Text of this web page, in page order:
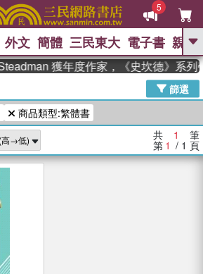
5
GO
The Odyssey 、
父親節 、 花開錦繡 、 暑期推薦 、
方念華 、 台灣的李登輝時代
女孩：黎曼猜想 、 偉大的迷走神經
、 臺灣漫遊錄
外文 簡體 三民東大 電子書 親子
獲年度作家，《史坎德》系列
篩選
商品類型:繁體書
共 1 筆
第 1 / 1 頁